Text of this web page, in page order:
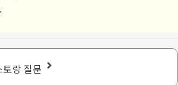
토랑 질문